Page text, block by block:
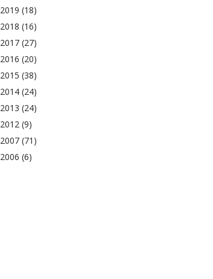
2006 (6)
2007 (71)
2012 (9)
2013 (24)
2014 (24)
2015 (38)
2016 (20)
2017 (27)
2018 (16)
2019 (18)